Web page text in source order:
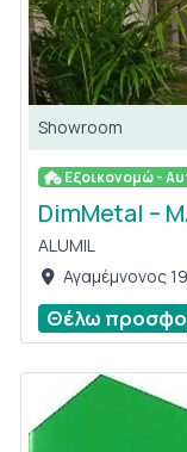
Showroom
Εξοικονομώ -
DimMetal –
ALUMIL
Αγαμέμνονος
Θέλω